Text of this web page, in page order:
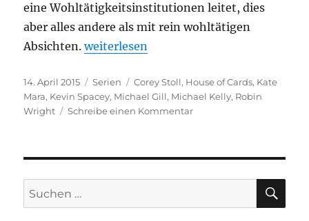
eine Wohltätigkeitsinstitutionen leitet, dies
aber alles andere als mit rein wohltätigen
Absichten.„House of Cards“
weiterlesen
Veröffentlicht
am
14. April 2015 Kategorien
Serien Schlagwörter
Corey Stoll, House of Cards, Kate
Mara, Kevin Spacey, Michael Gill, Michael Kelly, Robin
Wright
Schreibe einen Kommentarzu
Suchen
nach: